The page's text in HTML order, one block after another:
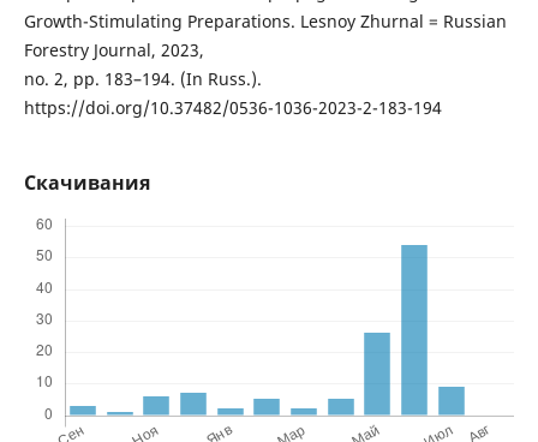
Growth-Stimulating Preparations. Lesnoy Zhurnal = Russian
Forestry Journal, 2023,
no. 2, pp. 183–194. (In Russ.).
https://doi.org/10.37482/0536-1036-2023-2-183-194
Скачивания